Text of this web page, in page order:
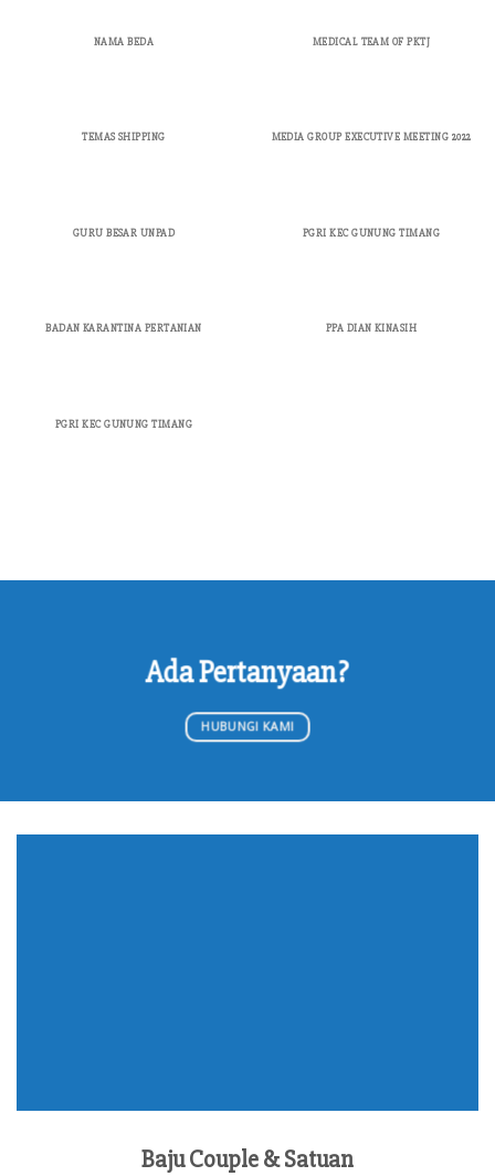
NAMA BEDA MEDICAL TEAM OF PKTJ
TEMAS SHIPPING MEDIA GROUP EXECUTIVE MEETING 2022
GURU BESAR UNPAD PGRI KEC GUNUNG TIMANG
BADAN KARANTINA PERTANIAN PPA DIAN KINASIH
PGRI KEC GUNUNG TIMANG
Ada Pertanyaan?
HUBUNGI KAMI
Baju Couple & Satuan